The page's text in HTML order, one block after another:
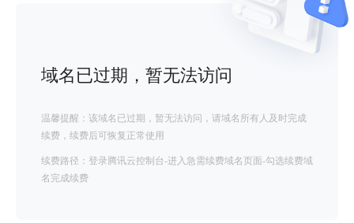
域名已过期，暂无法访问
温馨提醒：该域名已过期，暂无法访问，请域名所有人及时完成
续费，续费后可恢复正常使用
续费路径：登录腾讯云控制台-进入急需续费域名页面-勾选续费域
名完成续费